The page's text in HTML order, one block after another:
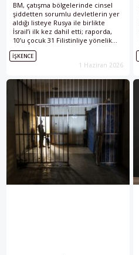
BM, çatışma bölgelerinde cinsel
şiddetten sorumlu devletlerin yer
aldığı listeye Rusya ile birlikte
İsrail’i ilk kez dahil etti; raporda,
10’u çocuk 31 Filistinliye yönelik
tecavüz, toplu tecavüz, cinsel
işkence ve zorla çıplak bırakma
vakalarının doğrulandığı belirtildi.
İŞKENCE
1 Haziran 2026